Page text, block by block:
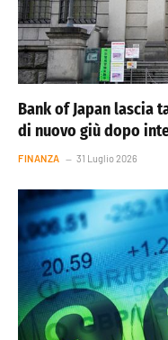
Bank of Japan lascia
di nuovo giù dopo
FINANZA 31 Luglio 2026